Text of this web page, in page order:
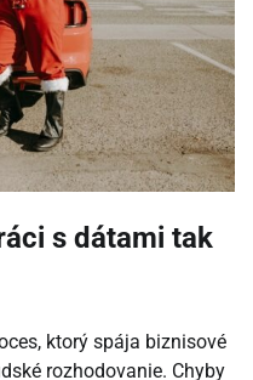
s dátami tak
ktorý spája biznisové
rozhodovanie. Chyby